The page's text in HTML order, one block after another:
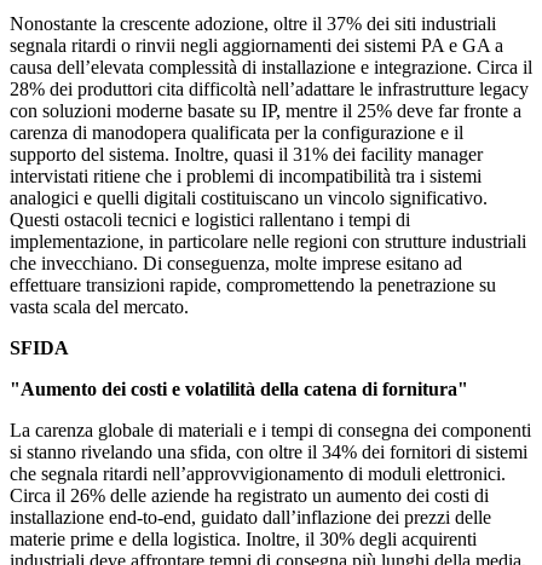
Nonostante la crescente adozione, oltre il 37% dei siti industriali
segnala ritardi o rinvii negli aggiornamenti dei sistemi PA e GA a
causa dell’elevata complessità di installazione e integrazione. Circa il
28% dei produttori cita difficoltà nell’adattare le infrastrutture legacy
con soluzioni moderne basate su IP, mentre il 25% deve far fronte a
carenza di manodopera qualificata per la configurazione e il
supporto del sistema. Inoltre, quasi il 31% dei facility manager
intervistati ritiene che i problemi di incompatibilità tra i sistemi
analogici e quelli digitali costituiscano un vincolo significativo.
Questi ostacoli tecnici e logistici rallentano i tempi di
implementazione, in particolare nelle regioni con strutture industriali
che invecchiano. Di conseguenza, molte imprese esitano ad
effettuare transizioni rapide, compromettendo la penetrazione su
vasta scala del mercato.
SFIDA
"Aumento dei costi e volatilità della catena di fornitura"
La carenza globale di materiali e i tempi di consegna dei componenti
si stanno rivelando una sfida, con oltre il 34% dei fornitori di sistemi
che segnala ritardi nell’approvvigionamento di moduli elettronici.
Circa il 26% delle aziende ha registrato un aumento dei costi di
installazione end-to-end, guidato dall’inflazione dei prezzi delle
materie prime e della logistica. Inoltre, il 30% degli acquirenti